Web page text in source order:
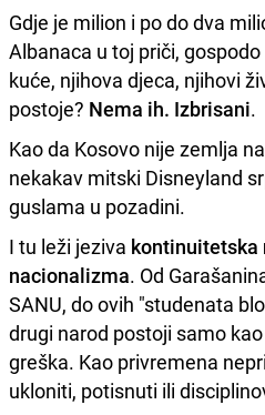
Gdje je milion i po do dva
Albanaca u toj priči,
kuće, njihova djeca, njihovi
postoje? Nema ih. Izbrisani.
Kao da Kosovo nije zemlja
nekakav mitski Disneyland
guslama u pozadini.
I tu leži jeziva kontinuitetska
nacionalizma. Od
SANU, do ovih "studenata
drugi narod postoji samo
greška. Kao privremena
ukloniti, potisnuti ili